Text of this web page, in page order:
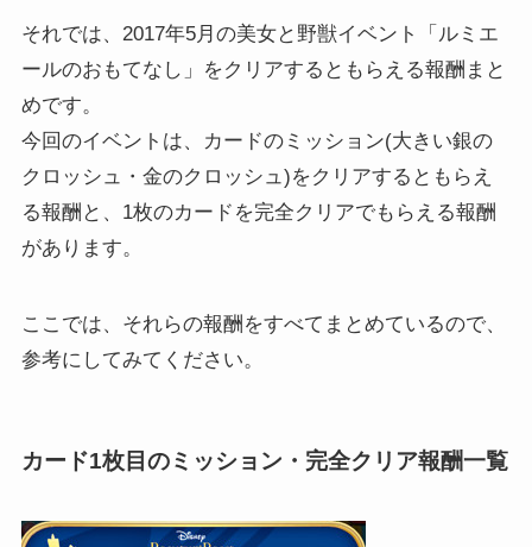
それでは、2017年5月の美女と野獣イベント「ルミエ
ールのおもてなし」をクリアするともらえる報酬まと
めです。
今回のイベントは、カードのミッション(大きい銀の
クロッシュ・金のクロッシュ)をクリアするともらえ
る報酬と、1枚のカードを完全クリアでもらえる報酬
があります。
ここでは、それらの報酬をすべてまとめているので、
参考にしてみてください。
カード1枚目のミッション・完全クリア報酬一覧